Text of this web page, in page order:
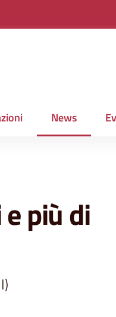
News
Menu
più di